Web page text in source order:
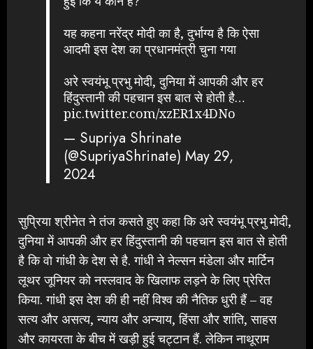
यह कहना नरेंद्र मोदी का है, दुर्भाग्य है कि ऐसा
आदमी इस देश का प्रधानमंत्री चुना गया
अरे स्वयंभू प्रभु मोदी, दुनिया में आपकी और हर
हिंदुस्तानी की पहचान इस बात से होती है…
pic.twitter.com/xzER1x4DNo
— Supriya Shrinate
(@SupriyaShrinate)May 29,
2024
सुप्रिया श्रीनेत ने तंज कसते हुए कहा कि अरे स्वयंभू प्रभु मोदी,
दुनिया में आपकी और हर हिंदुस्तानी की पहचान इस बात से होती
है कि वो गांधी के देश से है. गांधी ने नेल्सन मंडेला और मार्टिन
लूथर जूनियर को नस्लवाद के खिलाफ लड़ने के लिए प्रेरित
किया. गांधी इस देश की ही नहीं विश्व की नैतिक धुरी हैं – वह
सत्य और असत्य, न्याय और अन्याय, हिंसा और शांति, साहस
और कायरता के बीच में खड़ी हुई चट्टान हैं. लेकिन नाथूराम